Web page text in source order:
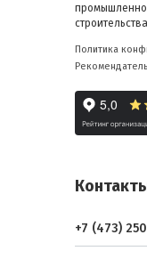
Политика
+7 (473)